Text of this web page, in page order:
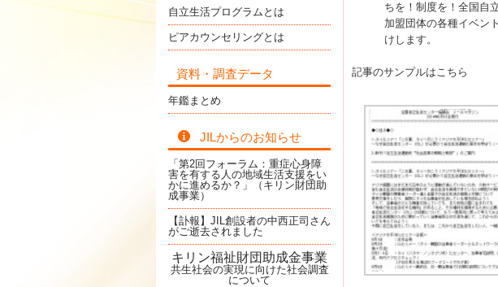
ちを！制度を！全国自
加盟団体の各種イベン
けします。
記事のサンプルはこちら
自立生活プログラムとは
ピアカウンセリングとは
資料・調査データ
年鑑まとめ
JILからのお知らせ
「第2回フォーラム：重症心身障
害を有する人の地域生活支援をい
かに進めるか？」（キリン財団助
成事業）
【訃報】JIL創設者の中西正司さん
がご逝去されました
キリン福祉財団助成金事業
共生社会の実現に向けた社会調査
について